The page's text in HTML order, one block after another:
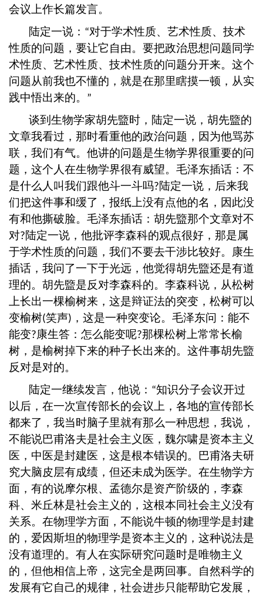
会议上作长篇发言。
陆定一说： “对于学术性质、艺术性质、技术
性质的问题，要让它自由。要把政治思想问题同学
术性质、艺术性质、技术性质的问题分开来。这个
问题从前我也不懂的，就是在那里瞎摸一顿，从实
践中悟出来的。
”
谈到生物学家胡先盬时，陆定一说，胡先盬的
文章我看过，那时看重他的政治问题，因为他骂苏
联，我们有气。他讲的问题是生物学界很重要的问
题，这个人在生物学界很有威望。毛泽东插话：不
是什么人叫我们跟他斗一斗吗?陆定一说，后来我
们把这件事和缓了，报纸上没有点他的名，因此没
有和他撕破脸。毛泽东插话：胡先盬那个文章对不
对?陆定一说，他批评李森科的观点很好，那是属
于学术性质的问题，我们不要去干涉比较好。康生
插话，我问了一下于光远，他觉得胡先盬还是有道
理的。胡先盬是反对李森科的。李森科说，从松树
上长出一棵榆树来，这是辩证法的突变，松树可以
变榆树(笑声) ，这是一种突变论。毛泽东问：能不
能变?康生答：怎么能变呢?那棵松树上常常长榆
树，是榆树掉下来的种子长出来的。这件事胡先盬
反对是对的。
陆定一继续发言，他说： “知识分子会议开过
以后，在一次宣传部长的会议上，各地的宣传部长
都来了，我当时脑子里就有那么一种思想，我说，
不能说巴甫洛夫是社会主义医，魏尔啸是资本主义
医，中医是封建医，这是根本错误的。巴甫洛夫研
究大脑皮层有成绩，但还未成为医学。在生物学方
面，有的说摩尔根、孟德尔是资产阶级的，李森
科、米丘林是社会主义的，这根本同社会主义没有
关系。在物理学方面，不能说牛顿的物理学是封建
的，爱因斯坦的物理学是资本主义的，这种说法是
没有道理的。有人在实际研究问题时是唯物主义
的，但他相信上帝，这完全是两回事。自然科学的
发展有它自己的规律，社会进步只能帮助它发展，